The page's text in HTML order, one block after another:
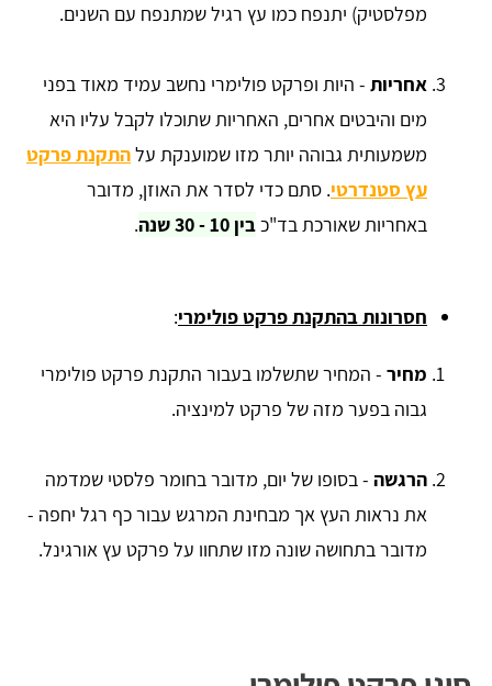
מפלסטיק) יתנפח כמו עץ רגיל שמתנפח עם השנים.
אחריות - היות ופרקט פולימרי נחשב עמיד מאוד בפני
מים והיבטים אחרים, האחריות שתוכלו לקבל עליו היא
משמעותית גבוהה יותר מזו שמוענקת עלהתקנת פרקט
עץ סטנדרטי. סתם כדי לסדר את האוזן, מדובר
באחריות שאורכת בד"כבין 10 - 30 שנה .
חסרונות בהתקנת פרקט פולימרי:
מחיר - המחיר שתשלמו בעבור התקנת פרקט פולימרי
גבוה בפער מזה של פרקט למינציה.
הרגשה - בסופו של יום, מדובר בחומר פלסטי שמדמה
את נראות העץ אך מבחינת המרגש עבור כף רגל יחפה -
מדובר בתחושה שונה מזו שתחוו על פרקט עץ אורגינל.